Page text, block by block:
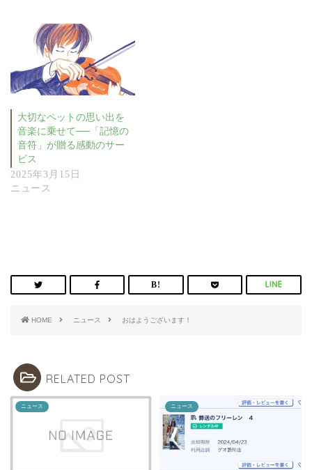
大切なペットの思い出を
音楽に乗せて──「記憶の
音符」が贈る感動のサー
ビス
2025年3月15日
ニュース
HOME ニュース おはようございます！
RELATED POST
ニュース ニュース